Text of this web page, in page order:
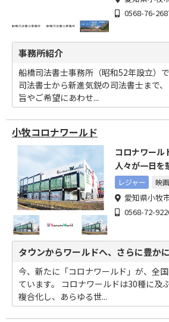
0568-76-
事務所紹介
船橋司法書士事務所（昭和52年設立）
司法書士から新進気鋭の司法書士まで
旨やご希望にあわせ...
小牧コロナワールド
コロナワール
人々が一日を
ト施設として
レジャー 映
愛知県小牧
0568-72-
タウンからワールドへ、さらに豊か
今、新たに「コロナワールド」が、全
ています。 コロナワールドは30種に及
複合化し、あらゆる世...